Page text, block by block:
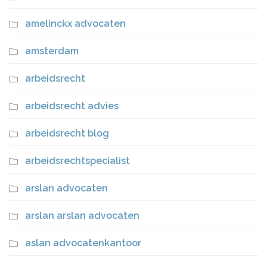
amelinckx advocaten
amsterdam
arbeidsrecht
arbeidsrecht advies
arbeidsrecht blog
arbeidsrechtspecialist
arslan advocaten
arslan arslan advocaten
aslan advocatenkantoor